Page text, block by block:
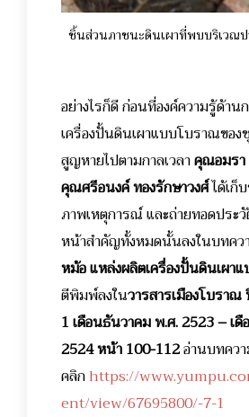
ชิ้นส่วนภาชนะดินเผาที่พบบริเวณ
อย่างไรก็ดี ก่อนที่องค์ความรู้ด้าน
เครื่องปั้นดินเผาแบบโบราณขอ
สูญหายไปตามกาลเวลาคุณอมร
คุณศรีอนงค์ ทองรักษาวงศ์ได้เก็
ภาพเหตุการณ์ และถ่ายทอดประ
หน้าสำคัญทั้งหมดนั้นลงในบทคว
หม้อ แหล่งผลิตเครื่องปั้นดินเผา
ตีพิมพ์ลงในวารสารเมืองโบรา
1 เดือนธันวาคม พ.ศ. 2523 – เ
2524 หน้า 100-112อ่านบทคว
คลิกhttps://
ent/view/67695800/-7-1